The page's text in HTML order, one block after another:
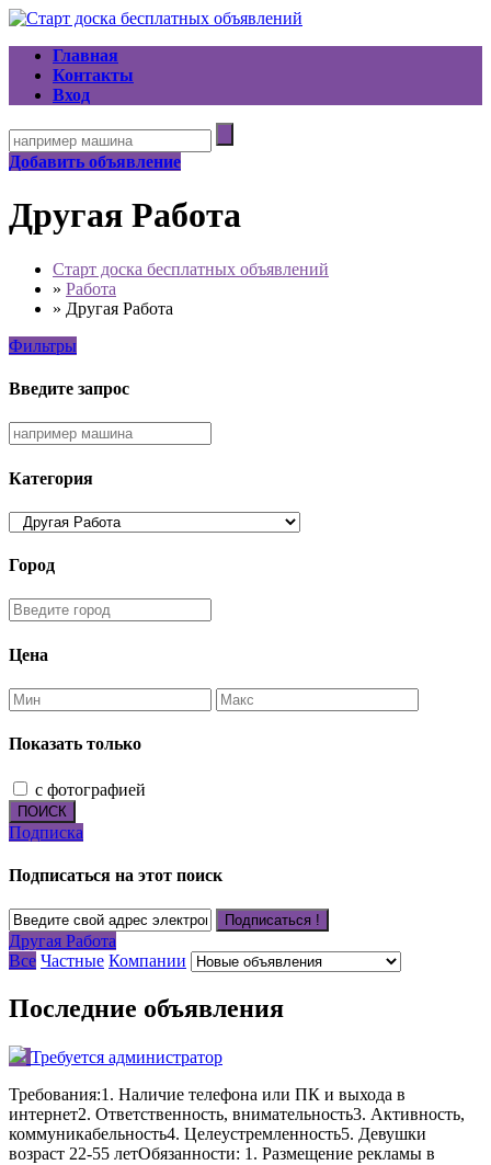
Главная
Контакты
Вход
Добавить объявление
Другая Работа
Старт доска бесплатных объявлений
» Работа
» Другая Работа
Фильтры
Введите запрос
Категория
Город
Цена
Показать только
с фотографией
ПОИСК
Подписка
Подписаться на этот поиск
Подписаться !
Другая Работа
Все Частные Компании
Последние объявления
Требуется администратор
Требования:1. Наличие телефона или ПК и выхода в
интернет2. Ответственность, внимательность3. Активность,
коммуникабельность4. Целеустремленность5. Девушки
возраст 22-55 летОбязанности: 1. Размещение рекламы в